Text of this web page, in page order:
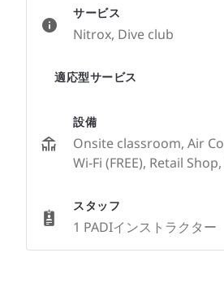
サービス
Nitrox, Dive club
適応型サービス
設備
Onsite classroom, Air
Wi-Fi (FREE), Retail
スタッフ
1 PADIインストラクター